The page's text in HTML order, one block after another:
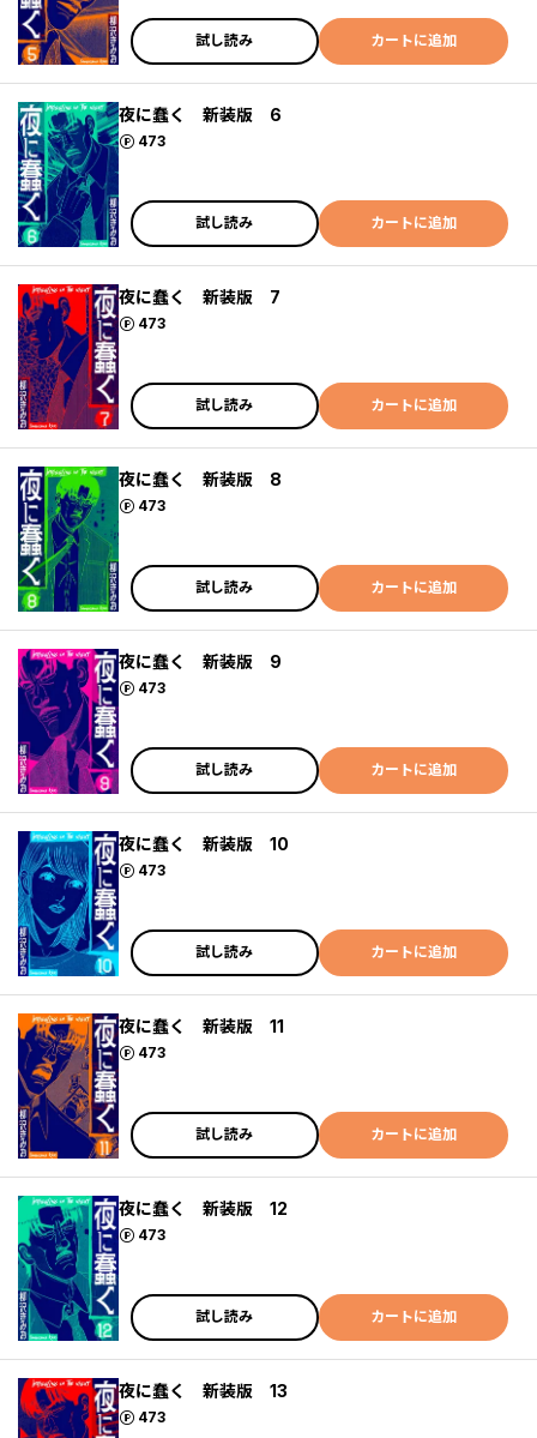
試し読み カートに追加
夜に蠢く 新装版 6
473
ポイント
試し読み カートに追加
夜に蠢く 新装版 7
473
ポイント
試し読み カートに追加
夜に蠢く 新装版 8
473
ポイント
試し読み カートに追加
夜に蠢く 新装版 9
473
ポイント
試し読み カートに追加
夜に蠢く 新装版 10
473
ポイント
試し読み カートに追加
夜に蠢く 新装版 11
473
ポイント
試し読み カートに追加
夜に蠢く 新装版 12
473
ポイント
試し読み カートに追加
夜に蠢く 新装版 13
473
ポイント